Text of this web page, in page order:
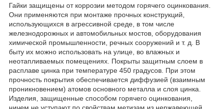
Гайки защищены от коррозии методом горячего оцинкования.
Они применяются при монтаже прочных конструкций,
использующихся в агрессивной среде, в том числе
железнодорожных и автомобильных мостов, оборудования
химической промышленности, речных сооружений и т. д. В
быту их можно использовать на улице, во влажных и
неотапливаемых помещениях. Покрыты защитным слоем в
расплаве цинка при температуре 450 градусов. При этом
прочность покрытия обеспечивается диффузией (взаимным
проникновением) атомов основного металла и слоя цинка.
Изделия, защищенные способом горячего оцинкования,
ничем не уступают по свойствам метизам из нержавеющей